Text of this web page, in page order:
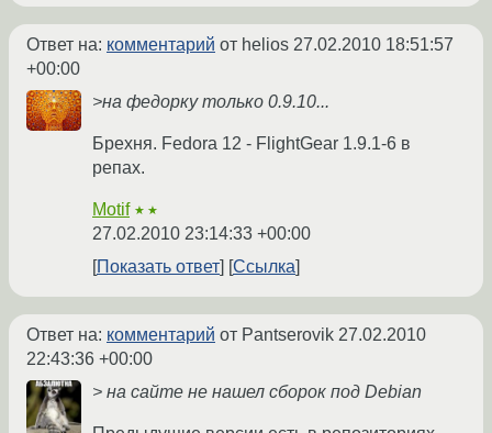
Ответ на: комментарий от helios 27.02.2010 18:51:57
+00:00
>на федорку только 0.9.10...
Брехня. Fedora 12 - FlightGear 1.9.1-6 в
репах.
Motif ★★
27.02.2010 23:14:33 +00:00
Показать ответ
Ссылка
Ответ на: комментарий от Pantserovik 27.02.2010
22:43:36 +00:00
> на сайте не нашел сборок под Debian